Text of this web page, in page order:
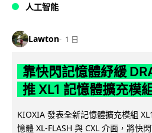
人工智能
Lawton 1 日
靠快閃記憶體紓緩
推 XL1 記憶體擴充模組
KIOXIA 發表全新記憶體擴充模組
憶體 XL-FLASH 與 CXL 介面，將快